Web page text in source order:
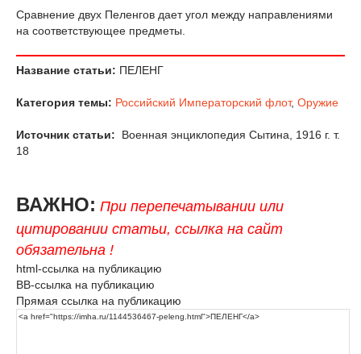
Сравнение двух Пеленгов дает угол между направлениями
на соответствующее предметы.
Название статьи: ПЕЛЕНГ
Категория темы: Российский Императорский флот, Оружие
Источник статьи:
Военная энциклопедия Сытина, 1916 г. т.
18
ВАЖНО: При перепечатывании или
цитировании статьи, ссылка на сайт
обязательна !
html-ссылка на публикацию
BB-ссылка на публикацию
Прямая ссылка на публикацию